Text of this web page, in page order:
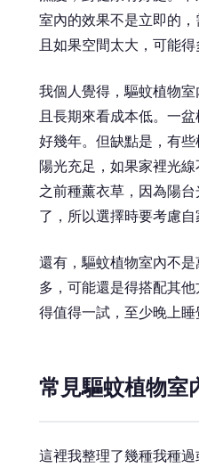
室內的效果不是立即的
且如果空間太大，可能得
我個人覺得，驅蚊植物
且長期來看成本低。一
好幾年。但缺點是，有
陽光充足，如果家裡光
之前種薰衣草，因為陽
了，所以選擇時要考慮自
還有，驅蚊植物室內不
多，可能還是得搭配其
得值得一試，至少晚上睡
常見驅蚊植物室
這裡我整理了幾種我種